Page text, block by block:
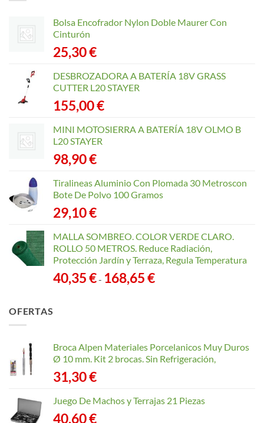
Bolsa Encofrador Nylon Doble Maurer Con
Cinturón
25,30€
DESBROZADORA A BATERÍA 18V GRASS
CUTTER L20 STAYER
155,00€
MINI MOTOSIERRA A BATERÍA 18V OLMO B
L20 STAYER
98,90€
Tiralineas Aluminio Con Plomada 30 Metroscon
Bote De Polvo 100 Gramos
29,10€
MALLA SOMBREO. COLOR VERDE CLARO.
ROLLO 50 METROS. Reduce Radiación,
Protección Jardín y Terraza, Regula Temperatura
40,35€- 168,65€Rango
168,65 €
OFERTAS
Broca Alpen Materiales Porcelanicos Muy Duros
Ø 10 mm. Kit 2 brocas. Sin Refrigeración,
31,30€
Juego De Machos y Terrajas 21 Piezas
40,60€